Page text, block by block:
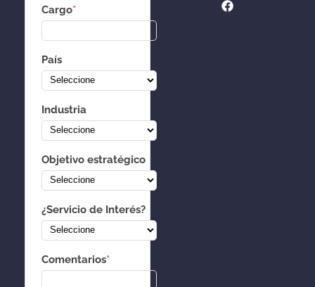
Cargo*
País
Industria
Objetivo estratégico
¿Servicio de Interés?
Comentarios*